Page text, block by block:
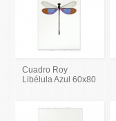
Cuadro Roy
Libélula Azul 60x80